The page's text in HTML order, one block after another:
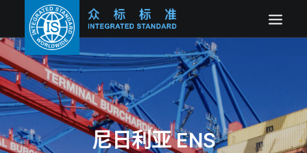
网站首页
最新公告
新闻资讯
电子货物跟踪单ECTN尼日利亚 ENS